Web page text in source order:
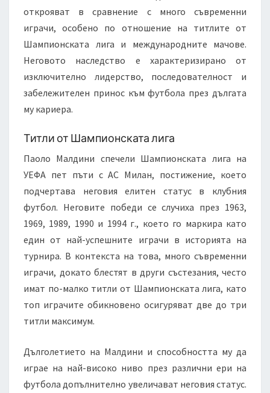
открояват в сравнение с много съвременни
играчи, особено по отношение на титлите от
Шампионската лига и международните мачове.
Неговото наследство е характеризирано от
изключително лидерство, последователност и
забележителен принос към футбола през дългата
му кариера.
Титли от Шампионската лига
Паоло Малдини спечели Шампионската лига на
УЕФА пет пъти с АС Милан, постижение, което
подчертава неговия елитен статус в клубния
футбол. Неговите победи се случиха през 1963,
1969, 1989, 1990 и 1994 г., което го маркира като
един от най-успешните играчи в историята на
турнира. В контекста на това, много съвременни
играчи, докато блестят в други състезания, често
имат по-малко титли от Шампионската лига, като
топ играчите обикновено осигуряват две до три
титли максимум.
Дълголетието на Малдини и способността му да
играе на най-високо ниво през различни ери на
футбола допълнително увеличават неговия статус.